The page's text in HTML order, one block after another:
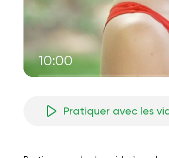
10:00
Pratiquer avec les